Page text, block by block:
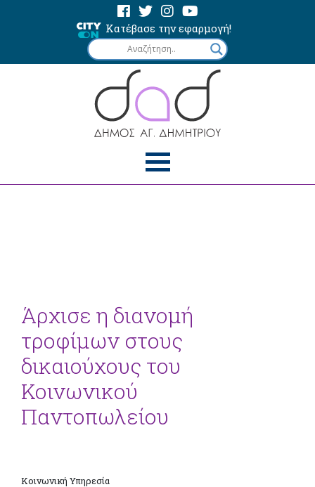
Κατέβασε την εφαρμογή!
Άρχισε η διανομή
τροφίμων στους
δικαιούχους του
Κοινωνικού
Παντοπωλείου
Κοινωνική Υπηρεσία